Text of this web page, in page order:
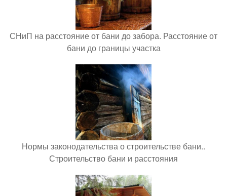
СНиП на расстояние от бани до забора. Расстояние от
бани до границы участка
Нормы законодательства о строительстве бани..
Строительство бани и расстояния